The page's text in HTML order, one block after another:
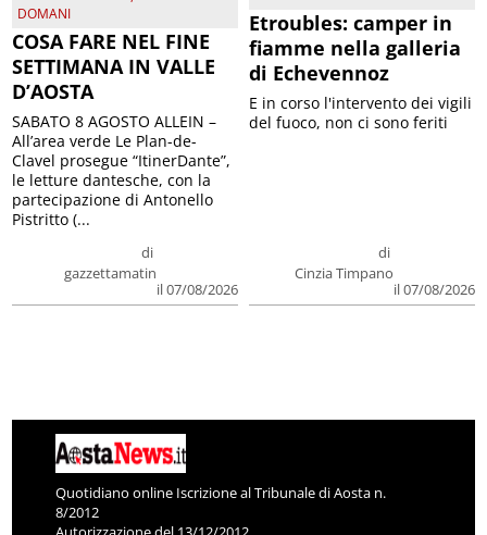
DOMANI
COSA FARE NEL FINE
SETTIMANA IN VALLE
D’AOSTA
di
gazzettamatin
il 07/08/2026
SABATO 8 AGOSTO ALLEIN –
All’area verde Le Plan-de-
Clavel prosegue “ItinerDante”,
le letture dantesche, con la
partecipazione di Antonello
Pistritto (...
Etroubles: camper in
fiamme nella galleria
di Echevennoz
di
Cinzia Timpano
il 07/08/2026
E in corso l'intervento dei vigili
del fuoco, non ci sono feriti
Quotidiano online Iscrizione al Tribunale di Aosta n.
8/2012